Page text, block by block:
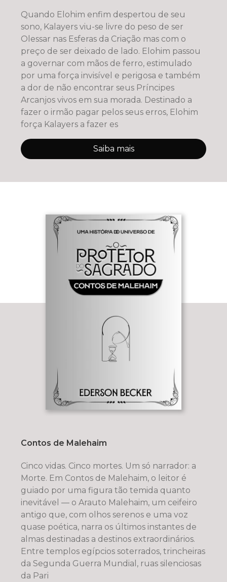
Quando Elohim enfim despertou de seu
sono, Kalayers viu-se livre do peso de ser
Olessar nas Esferas da Criação mas com o
preço de ser deixado de lado. Elohim passou
a governar com mãos de ferro, estimulado
por uma força invisível e perigosa e também
a dor de não encontrar seus Príncipes
Arcanjos vivos em sua morada. Destinado a
fazer o irmão pagar pelos seus erros, Elohim
força Kalayers a fazer es
Saiba mais
Contos de Malehaim
Cinco vidas. Cinco mortes. Um só narrador: a
Morte. Em Contos de Malehaim, o leitor é
guiado por uma figura tão temida quanto
inevitável — o Arauto Malehaim, um ceifeiro
antigo que, com olhos serenos e uma voz
quase poética, narra os últimos instantes de
almas destinadas a destinos extraordinários.
Entre templos egípcios soterrados, trincheiras
da Segunda Guerra Mundial, ruas silenciosas
da Pari